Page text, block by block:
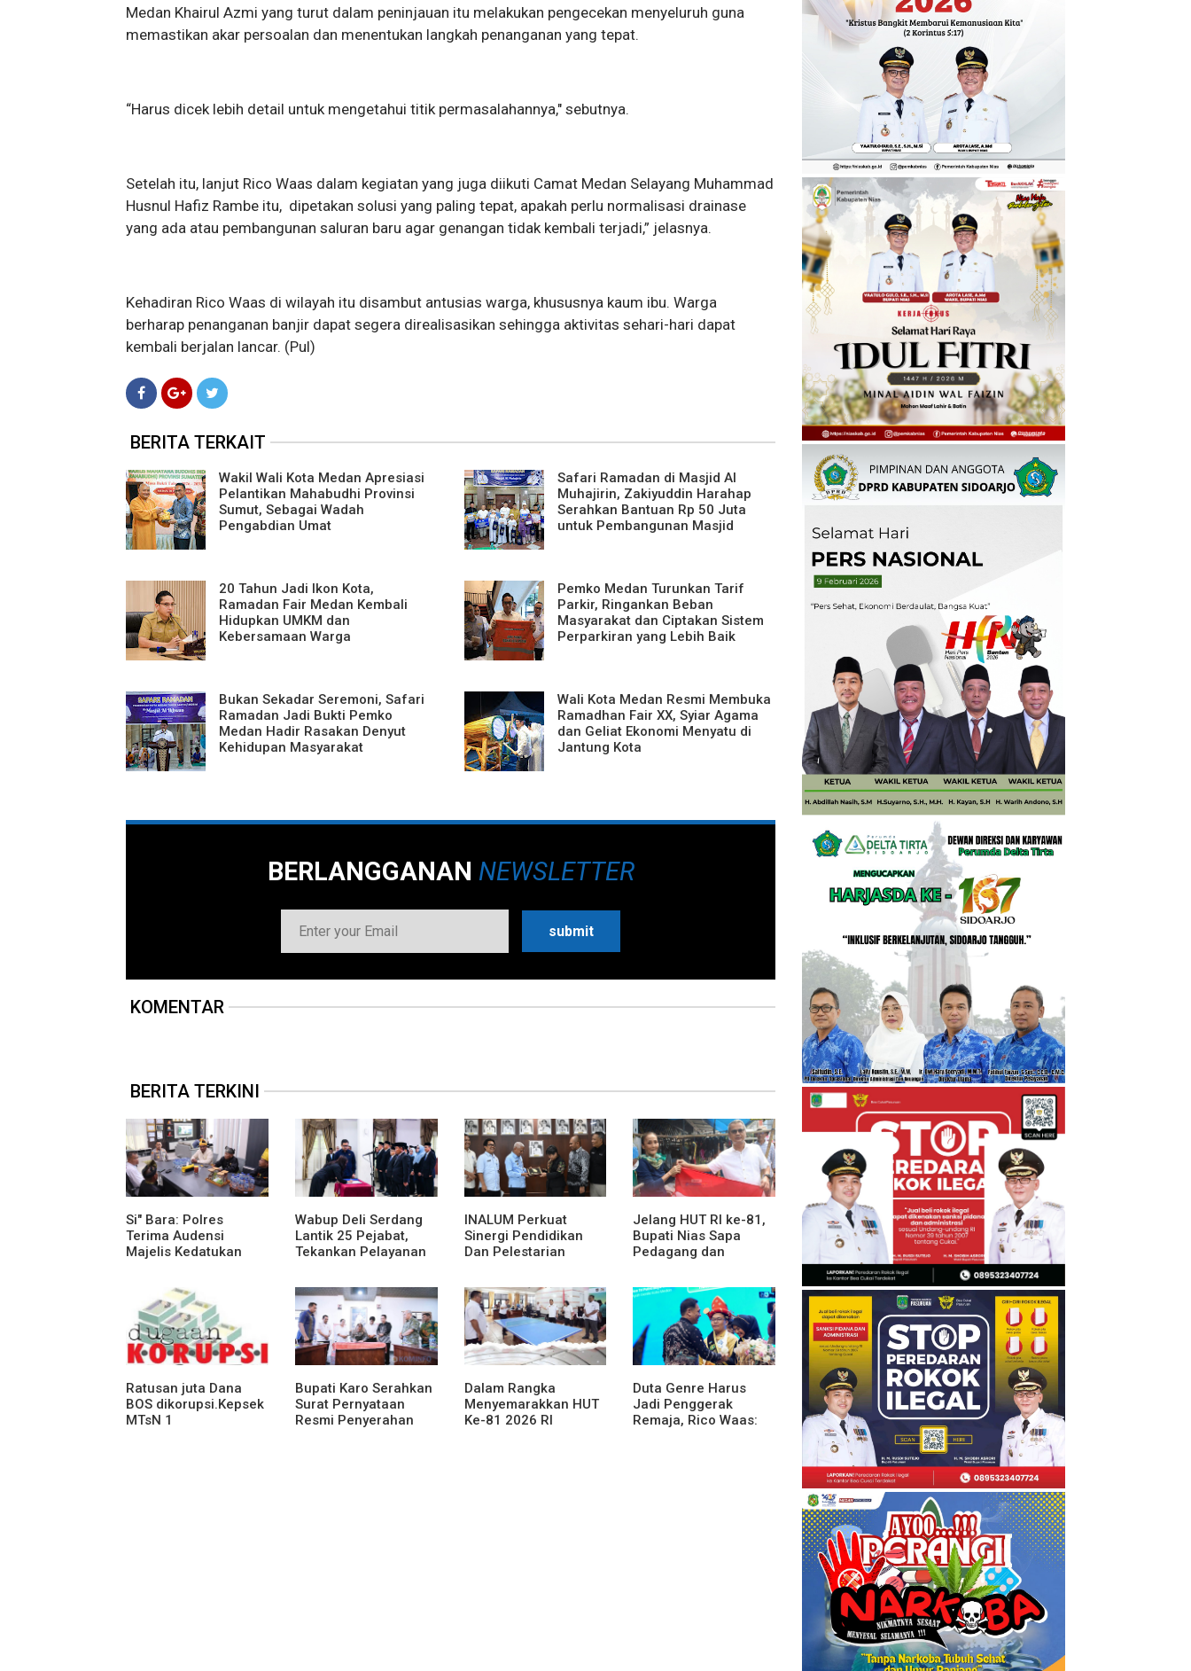
Medan Khairul Azmi yang turut dalam peninjauan itu melakukan pengecekan menyeluruh guna
memastikan akar persoalan dan menentukan langkah penanganan yang tepat.
“Harus dicek lebih detail untuk mengetahui titik permasalahannya," sebutnya.
Setelah itu, lanjut Rico Waas dalam kegiatan yang juga diikuti Camat Medan Selayang Muhammad
Husnul Hafiz Rambe itu, dipetakan solusi yang paling tepat, apakah perlu normalisasi drainase
yang ada atau pembangunan saluran baru agar genangan tidak kembali terjadi,” jelasnya.
Kehadiran Rico Waas di wilayah itu disambut antusias warga, khususnya kaum ibu. Warga
berharap penanganan banjir dapat segera direalisasikan sehingga aktivitas sehari-hari dapat
kembali berjalan lancar. (Pul)
BERITA TERKAIT
Wakil Wali Kota Medan Apresiasi
Pelantikan Mahabudhi Provinsi
Sumut, Sebagai Wadah
Pengabdian Umat
Safari Ramadan di Masjid Al
Muhajirin, Zakiyuddin Harahap
Serahkan Bantuan Rp 50 Juta
untuk Pembangunan Masjid
20 Tahun Jadi Ikon Kota,
Ramadan Fair Medan Kembali
Hidupkan UMKM dan
Kebersamaan Warga
Pemko Medan Turunkan Tarif
Parkir, Ringankan Beban
Masyarakat dan Ciptakan Sistem
Perparkiran yang Lebih Baik
Bukan Sekadar Seremoni, Safari
Ramadan Jadi Bukti Pemko
Medan Hadir Rasakan Denyut
Kehidupan Masyarakat
Wali Kota Medan Resmi Membuka
Ramadhan Fair XX, Syiar Agama
dan Geliat Ekonomi Menyatu di
Jantung Kota
BERLANGGANAN NEWSLETTER
KOMENTAR
BERITA TERKINI
Si" Bara: Polres
Terima Audensi
Majelis Kedatukan
Wabup Deli Serdang
Lantik 25 Pejabat,
Tekankan Pelayanan
Humanis
INALUM Perkuat
Sinergi Pendidikan
Dan Pelestarian
PemprovSu
Jelang HUT RI ke-81,
Bupati Nias Sapa
Pedagang dan
Merah Putih
Ratusan juta Dana
BOS dikorupsi.Kepsek
MTsN 1
Bupati Karo Serahkan
Surat Pernyataan
Resmi Penyerahan
Dalam Rangka
Menyemarakkan HUT
Ke-81 2026 RI
Duta Genre Harus
Jadi Penggerak
Remaja, Rico Waas: